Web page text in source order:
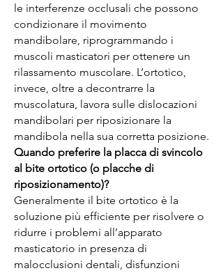
le interferenze occlusali che possono
condizionare il movimento
mandibolare, riprogrammando i
muscoli masticatori per ottenere un
rilassamento muscolare. L’ortotico,
invece, oltre a decontrarre la
muscolatura, lavora sulle dislocazioni
mandibolari per riposizionare la
mandibola nella sua corretta posizione.
Quando preferire la placca di svincolo
al bite ortotico (o placche di
riposizionamento)?
Generalmente il bite ortotico è la
soluzione più efficiente per risolvere o
ridurre i problemi all’apparato
masticatorio in presenza di
malocclusioni dentali, disfunzioni